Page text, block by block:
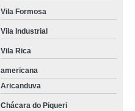
Vila Formosa
Vila Industrial
Vila Rica
americana
Aricanduva
Chácara do Piqueri